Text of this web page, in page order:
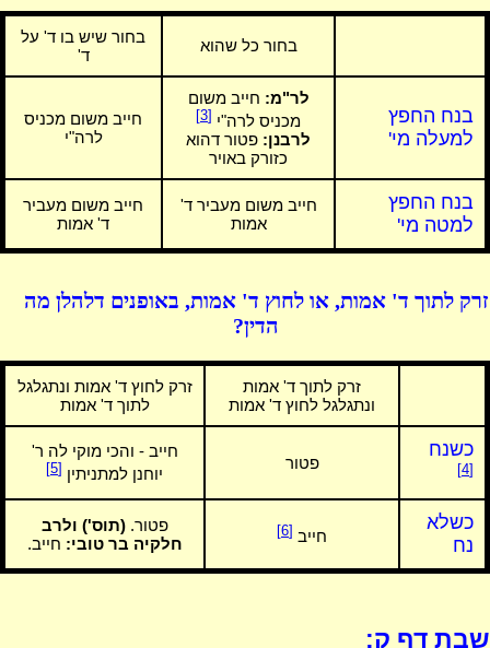
בחור כל שהוא
בחור שיש בו ד' על
ד'
בנח החפץ
למעלה מי'
לר"מ: חייב משום
מכניס לרה"י [3]
לרבנן: פטור דהוא
כזורק באויר
חייב משום מכניס
לרה"י
בנח החפץ
למטה מי'
חייב משום מעביר ד'
אמות
חייב משום מעביר
ד' אמות
זרק לתוך ד' אמות, או לחוץ ד' אמות, באופנים דלהלן מה
הדין?
זרק לתוך ד' אמות
ונתגלגל לחוץ ד' אמות
זרק לחוץ ד' אמות ונתגלגל
לתוך ד' אמות
כשנח
[4] פטור
חייב - והכי מוקי לה ר'
יוחנן למתניתין [5]
כשלא
נח
חייב [6] פטור.(תוס') ולרב
חלקיה בר טובי: חייב.
שבת דף ק: